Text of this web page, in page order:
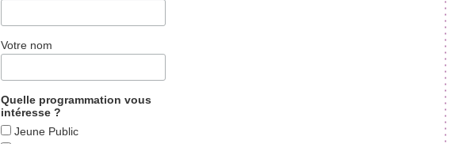
Votre nom
Quelle programmation vous
intéresse ?
Jeune Public